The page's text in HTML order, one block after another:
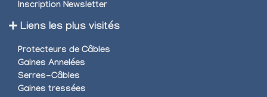
Inscription Newsletter
Liens les plus visités
Protecteurs de Câbles
Gaines Annelées
Serres-Câbles
Gaines tressées